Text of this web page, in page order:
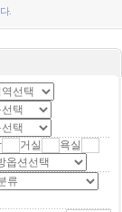
.
거실 욕실